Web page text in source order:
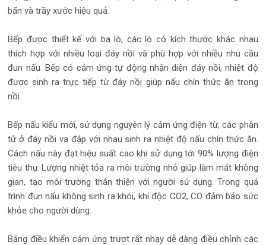
bẩn và trầy xước hiệu quả.
Bếp được thiết kế với ba lò, các lò có kích thước khác nhau
thích hợp với nhiều loại đáy nồi và phù hợp với nhiều nhu cầu
đun nấu. Bếp có cảm ứng tự động nhận diện đáy nồi, nhiệt độ
được sinh ra trực tiếp từ đáy nồi giúp nấu chín thức ăn trong
nồi.
Bếp nấu kiểu mới, sử dụng nguyên lý cảm ứng điện từ, các phân
tử ở đáy nồi va đập với nhau sinh ra nhiệt độ nấu chín thức ăn.
Cách nấu này đạt hiệu suất cao khi sử dụng tới 90% lượng điện
tiêu thụ. Lượng nhiệt tỏa ra môi trường nhỏ giúp làm mát không
gian, tạo môi trường thân thiện với người sử dụng. Trong quá
trình đun nấu không sinh ra khói, khí độc CO2, CO đảm bảo sức
khỏe cho người dùng.
Bảng điều khiển cảm ứng trượt rất nhạy dễ dàng điều chỉnh các